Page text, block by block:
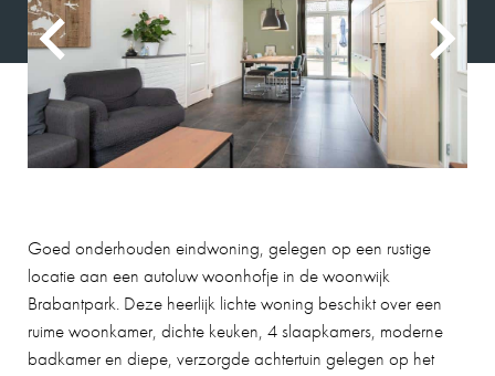
Goed onderhouden eindwoning, gelegen op een rustige
locatie aan een autoluw woonhofje in de woonwijk
Brabantpark. Deze heerlijk lichte woning beschikt over een
ruime woonkamer, dichte keuken, 4 slaapkamers, moderne
badkamer en diepe, verzorgde achtertuin gelegen op het